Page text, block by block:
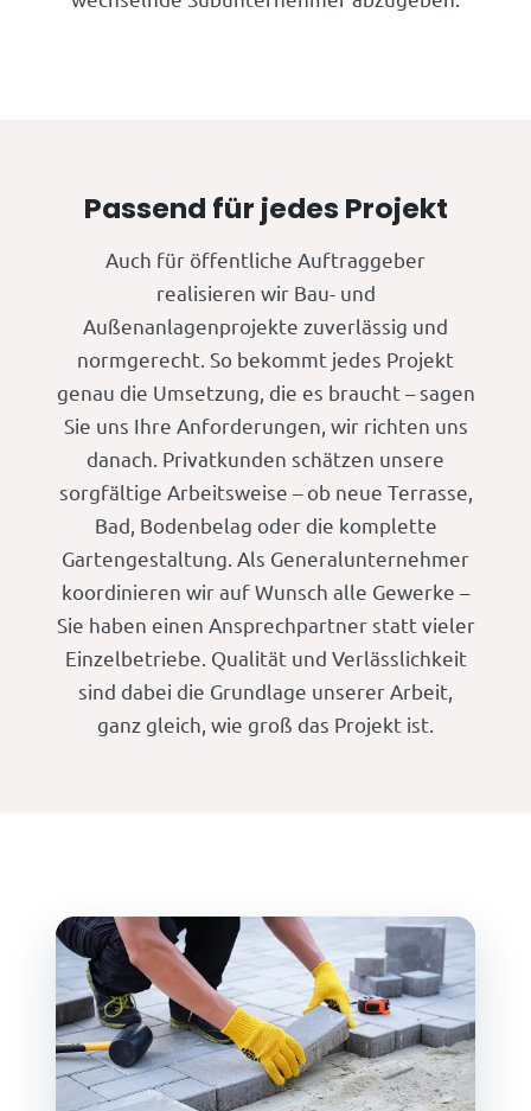
Passend für jedes Projekt
Auch für öffentliche Auftraggeber
realisieren wir Bau- und
Außenanlagenprojekte zuverlässig und
normgerecht. So bekommt jedes Projekt
genau die Umsetzung, die es braucht – sagen
Sie uns Ihre Anforderungen, wir richten uns
danach. Privatkunden schätzen unsere
sorgfältige Arbeitsweise – ob neue Terrasse,
Bad, Bodenbelag oder die komplette
Gartengestaltung. Als Generalunternehmer
koordinieren wir auf Wunsch alle Gewerke –
Sie haben einen Ansprechpartner statt vieler
Einzelbetriebe. Qualität und Verlässlichkeit
sind dabei die Grundlage unserer Arbeit,
ganz gleich, wie groß das Projekt ist.